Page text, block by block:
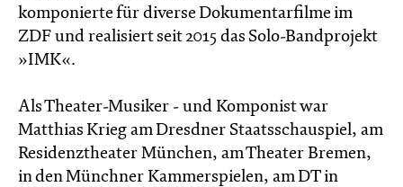
komponierte für diverse Dokumentarfilme im
ZDF und realisiert seit 2015 das Solo-Bandprojekt
»IMK«.
Als Theater-Musiker - und Komponist war
Matthias Krieg am Dresdner Staatsschauspiel, am
Residenztheater München, am Theater Bremen,
in den Münchner Kammerspielen, am DT in